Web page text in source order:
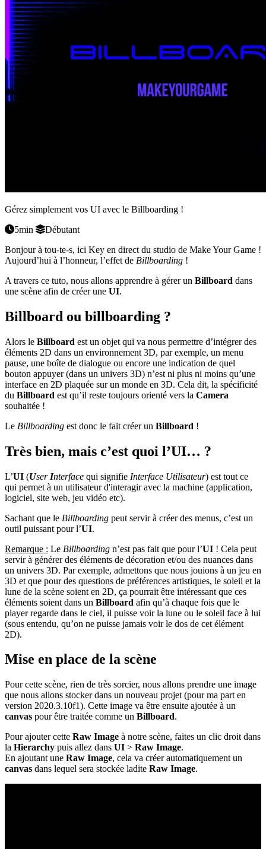
Gérez simplement vos UI avec le Billboarding !
5min
Débutant
Bonjour à tou-te-s, ici Key en direct du studio de Make Your Game !
Aujourd’hui à l’honneur, l’effet de Billboarding !
A travers ce tuto, nous allons apprendre à gérer un Billboard dans
une scène afin de créer une UI.
Billboard ou billboarding ?
Alors le Billboard est un objet qui va nous permettre d’intégrer des
éléments 2D dans un environnement 3D, par exemple, un menu
pause, une boîte de dialogue ou encore une indication de quel
bouton appuyer (dans un univers 3D) n’est ni plus ni moins qu’une
interface en 2D plaquée sur un monde en 3D. Cela dit, la spécificité
du Billboard est qu’il reste toujours orienté vers la Camera
souhaitée !
Le Billboarding est donc le fait créer un Billboard !
Très bien, mais c’est quoi l’UI… ?
L’UI (User Interface qui signifie Interface Utilisateur) est tout ce
qui permet à un utilisateur d'interagir avec la machine (application,
logiciel, site web, jeu vidéo etc).
Sachant que le Billboarding peut servir à créer des menus, c’est un
outil puissant pour l’UI.
Remarque : Le Billboarding n’est pas fait que pour l’UI ! Cela peut
servir à générer des éléments de décoration et/ou des nuances dans
un univers 3D. Par exemple, admettons que nous jouions à un jeu en
3D et que pour des questions de préférences artistiques, le soleil et la
lune de la scène soient en 2D, ça pourrait être intéressant que ces
éléments soient dans un Billboard afin qu’à chaque fois que le
player regarde dans le ciel, il puisse voir la lune ou le soleil face à lui
(sous entendu, qu’on ne puisse jamais voir le dos de cet élément
2D).
Mise en place de la scène
Pour cette scène, rien de très sorcier, nous allons prendre une image
que nous allons stocker dans un nouveau projet (pour ma part en
version 2020.3.10f1). Cette image va être ensuite ajoutée à un
canvas pour être traitée comme un Billboard.
Pour ajouter cette Raw Image à notre scène, faites un clic droit dans
la Hierarchy puis allez dans UI > Raw Image.
En ajoutant une Raw Image, cela va créer automatiquement un
canvas dans lequel sera stockée ladite Raw Image.